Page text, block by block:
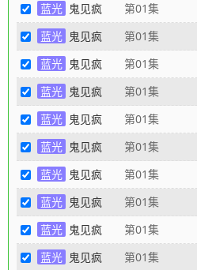
蓝光 鬼见疯 第01集
蓝光 鬼见疯 第01集
蓝光 鬼见疯 第01集
蓝光 鬼见疯 第01集
蓝光 鬼见疯 第01集
蓝光 鬼见疯 第01集
蓝光 鬼见疯 第01集
蓝光 鬼见疯 第01集
蓝光 鬼见疯 第01集
蓝光 鬼见疯 第01集